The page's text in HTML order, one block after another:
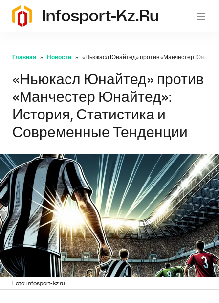
Infosport-Kz.ru
Главная Новости «Ньюкасл Юнайтед» против «Манчестер
«Ньюкасл Юнайтед» против
«Манчестер Юнайтед»:
История, Статистика и
Современные Тенденции
Foto: infosport-kz.ru